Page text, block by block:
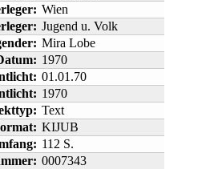
Wien
Jugend u. Volk
Mira Lobe
1970
01.01.70
1970
Text
KIJUB
112 S.
0007343